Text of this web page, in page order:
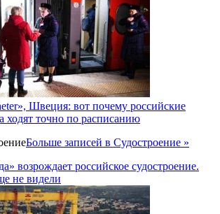
Швеция: вот почему российские
ходят точно по расписанию
Больше записей в Судостроение »
возрождает российское судостроение.
не видели